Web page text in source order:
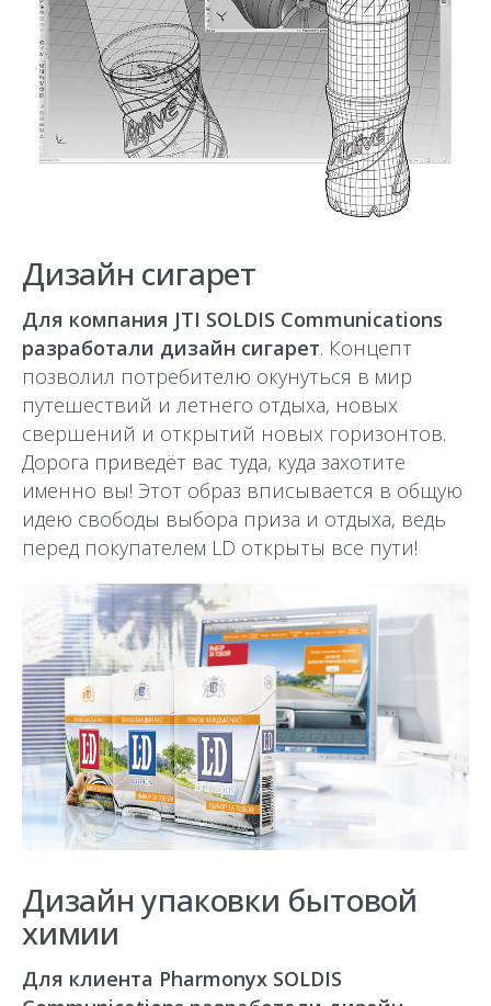
Дизайн сигарет
Для компания JTI SOLDIS Сommunications
разработали дизайн сигарет. Концепт
позволил потребителю окунуться в мир
путешествий и летнего отдыха, новых
свершений и открытий новых горизонтов.
Дорога приведёт вас туда, куда захотите
именно вы! Этот образ вписывается в общую
идею свободы выбора приза и отдыха, ведь
перед покупателем LD открыты все пути!
Дизайн упаковки бытовой
химии
Для клиента Pharmonyx SOLDIS